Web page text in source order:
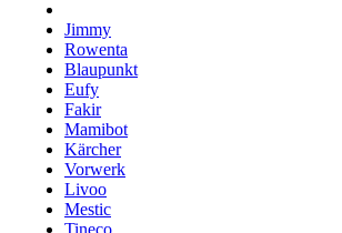
Jimmy
Rowenta
Blaupunkt
Eufy
Fakir
Mamibot
Kärcher
Vorwerk
Livoo
Mestic
Tineco